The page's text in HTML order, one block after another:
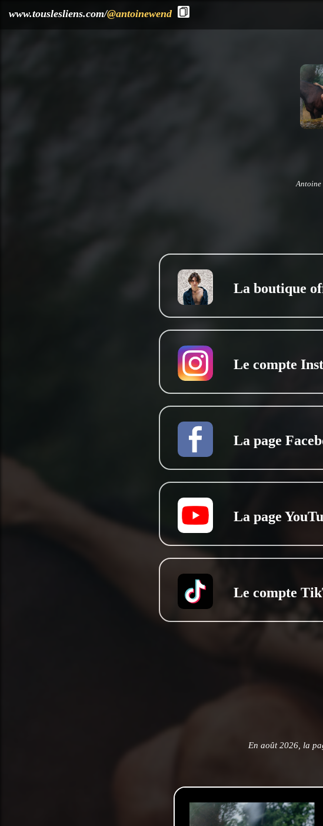
www.touslesliens.com/@antoinewend
Antoine
La boutique
Le compte
La page
La page
Le compte
En août 2026, la